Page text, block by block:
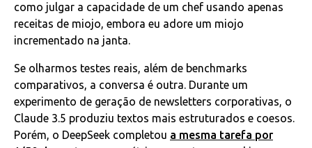
como julgar a capacidade de um chef usando apenas
receitas de miojo, embora eu adore um miojo
incrementado na janta.
Se olharmos testes reais, além de benchmarks
comparativos, a conversa é outra. Durante um
experimento de geração de newsletters corporativas, o
Claude 3.5 produziu textos mais estruturados e coesos.
Porém, o DeepSeek completou a mesma tarefa por